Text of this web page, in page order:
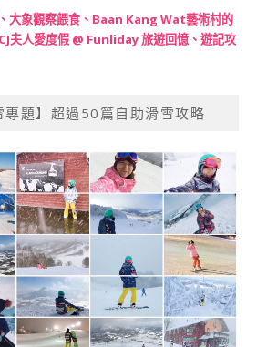
大象觀察餵食、Baan Kang Wat藝術村的
夫人愛度假 @ Funliday 旅遊回憶、遊記攻
專題】超過50篇自助滑雪攻略